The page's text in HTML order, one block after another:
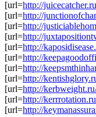
[url=http://
[url=http://
[url=http://
[url=http://
[url=http://
[url=http://
[url=http://
[url=http://
[url=http://
[url=http://
[url=http://